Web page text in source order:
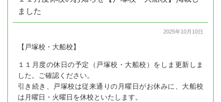
ました
2025年10月10日
【戸塚校・大船校】
１１月度の休日の予定（戸塚校・大船校）をしま更新しま
した。ご確認ください。
引き続き、戸塚校は従来通りの月曜日がお休みに、大船校
は月曜日・火曜日を休校といたします。